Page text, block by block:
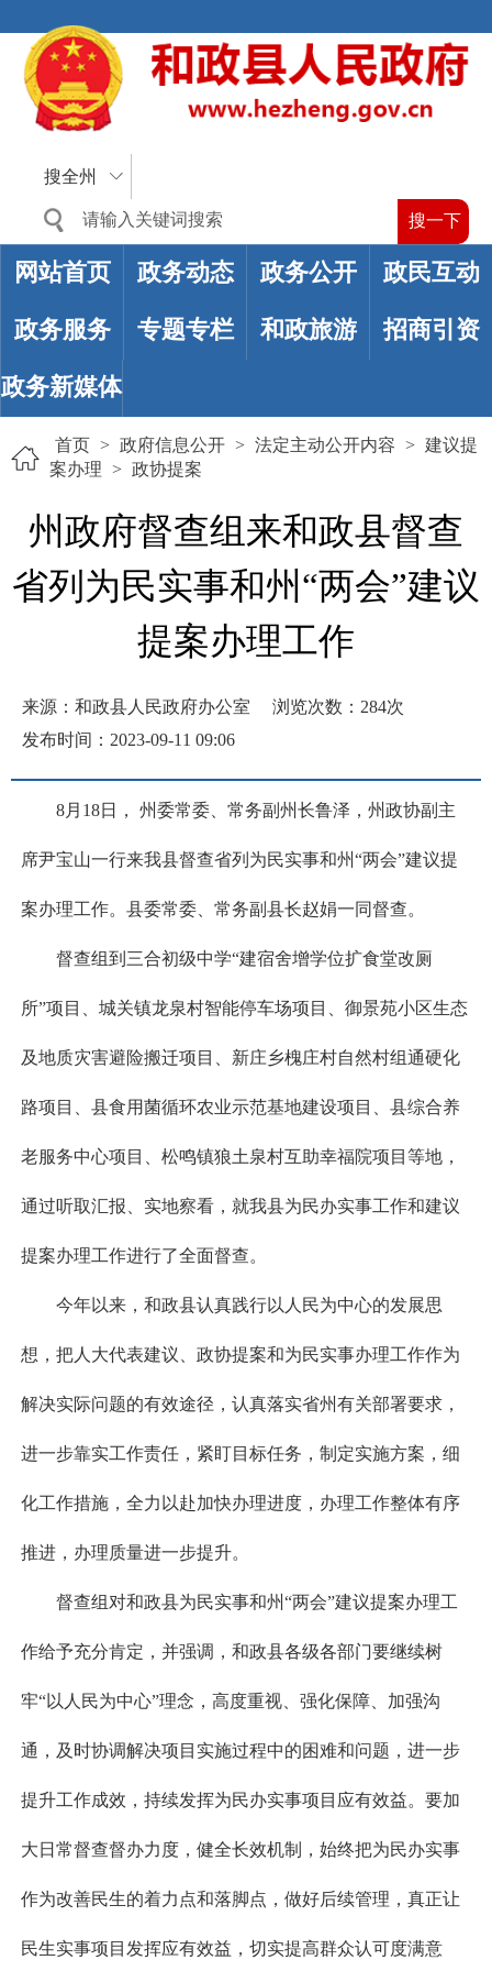
搜全州
网站首页 政务动态 政务公开 政民互动
政务服务 专题专栏 和政旅游 招商引资
政务新媒体
首页 > 政府信息公开 > 法定主动公开内容 > 建议提
案办理 > 政协提案
州政府督查组来和政县督查
省列为民实事和州“两会”建议
提案办理工作
来源：和政县人民政府办公室 浏览次数： 284次
发布时间：2023-09-11 09:06
8月18日， 州委常委、常务副州长鲁泽，州政协副主
席尹宝山一行来我县督查省列为民实事和州“两会”建议提
案办理工作。县委常委、常务副县长赵娟一同督查。
督查组到三合初级中学“建宿舍增学位扩食堂改厕
所”项目、城关镇龙泉村智能停车场项目、御景苑小区生态
及地质灾害避险搬迁项目、新庄乡槐庄村自然村组通硬化
路项目、县食用菌循环农业示范基地建设项目、县综合养
老服务中心项目、松鸣镇狼土泉村互助幸福院项目等地，
通过听取汇报、实地察看，就我县为民办实事工作和建议
提案办理工作进行了全面督查。
今年以来，和政县认真践行以人民为中心的发展思
想，把人大代表建议、政协提案和为民实事办理工作作为
解决实际问题的有效途径，认真落实省州有关部署要求，
进一步靠实工作责任，紧盯目标任务，制定实施方案，细
化工作措施，全力以赴加快办理进度，办理工作整体有序
推进，办理质量进一步提升。
督查组对和政县为民实事和州“两会”建议提案办理工
作给予充分肯定，并强调，和政县各级各部门要继续树
牢“以人民为中心”理念，高度重视、强化保障、加强沟
通，及时协调解决项目实施过程中的困难和问题，进一步
提升工作成效，持续发挥为民办实事项目应有效益。要加
大日常督查督办力度，健全长效机制，始终把为民办实事
作为改善民生的着力点和落脚点，做好后续管理，真正让
民生实事项目发挥应有效益，切实提高群众认可度满意